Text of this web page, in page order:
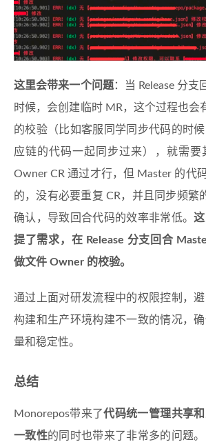
这里会带来一个问题：当 Release 分支
时候，会创建临时 MR，这个过程也会
的校验（比如客服同学同步代码的时
应链的代码一起同步过来），就需要
Owner CR 通过才行，但 Master 的代
的，没有必要重复 CR，并且同步频繁
确认，导致回合代码的效率非常低。
提了需求，在 Release 分支回合
做文件 Owner 的校验。
通过上面对研发流程中的权限控制，
构建和生产环境构建不一致的情况，
量和稳定性。
总结
Monorepos带来了代码统一管理共享和
一致性的同时也带来了非常多的问题